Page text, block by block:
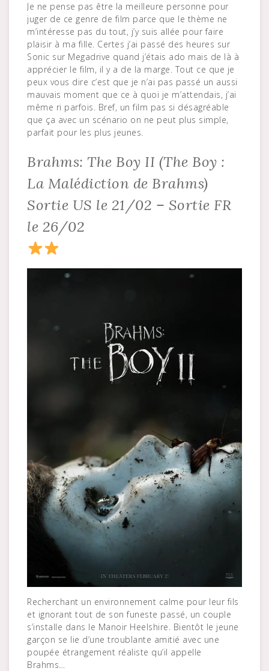
Je ne pense pas être la meilleure personne pour
juger de ce genre de film parce que le thème ne
m’intéresse pas du tout, j’y suis allée pour faire
plaisir à ma fille. Certes j’ai passé des heures sur
Sonic sur Megadrive quand j’étais ado mais de là à
apprécier le film, il y a de la marge. Tout ce que je
peux vous dire c’est que je n’ai pas passé un aussi
mauvais moment que ce à quoi je m’attendais, j’ai
même ri parfois. Bref, un film pas si désagréable
que ça avec un scénario on ne peut plus simple,
parfait pour les plus jeunes.
Brahms: The Boy II (The Boy :
La Malédiction de Brahms)
Sortie US le 21/02 – Sortie FR
le 26/02
Recherchant un environnement calme pour leur fils
et ignorant tout de son funeste passé, un couple
s’installe dans le Manoir Heelshire. Bientôt le jeune
garçon se lie d’une troublante amitié avec une
poupée étrangement réaliste qu’il appelle
Brahms…